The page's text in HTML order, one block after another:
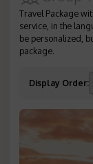
Travel Package
service, in the
be personalized,
package.
Display Order: